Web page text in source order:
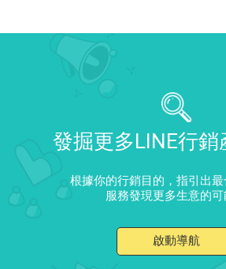
發掘更多LINE行銷
根據你的行銷目的，指引出
服務發現更多生意的可
啟動導航